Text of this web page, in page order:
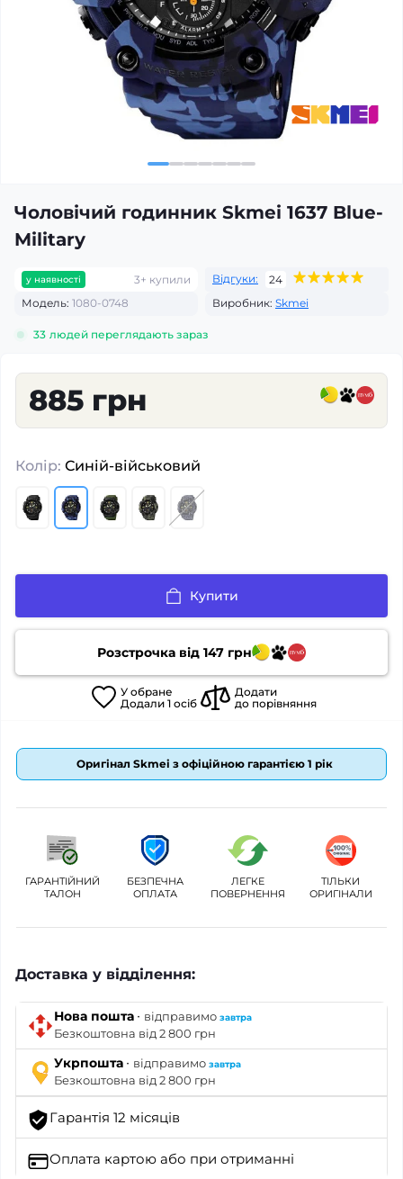
Чоловічий годинник Skmei 1637 Blue-
Military
у наявності 3+ купили Відгуки:
24
Модель: 1080-0748 Виробник: Skmei
33 людей переглядають зараз
885 грн
Колір: Синій-військовий
Купити
Розстрочка від 147 грн
У обране
Додали 1 осіб
Додати
до порівняння
Оригінал Skmei з офіційною гарантією 1 рік
ГАРАНТІЙНИЙ
ТАЛОН
БЕЗПЕЧНА
ОПЛАТА
ЛЕГКЕ
ПОВЕРНЕННЯ
ТІЛЬКИ
ОРИГІНАЛИ
Доставка у відділення:
Нова пошта · відправимо завтра
Безкоштовна від 2 800 грн
Укрпошта · відправимо завтра
Безкоштовна від 2 800 грн
Гарантія 12 місяців
Оплата картою або при отриманні